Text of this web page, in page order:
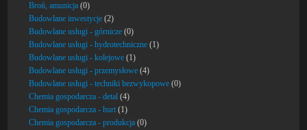
Broń, amunicja (0)
Budowlane inwestycje (2)
Budowlane usługi - górnicze (0)
Budowlane usługi - hydrotechniczne (1)
Budowlane usługi - kolejowe (1)
Budowlane usługi - przemysłowe (4)
Budowlane usługi - techniki bezwykopowe (0)
Chemia gospodarcza - detal (4)
Chemia gospodarcza - hurt (1)
Chemia gospodarcza - produkcja (0)